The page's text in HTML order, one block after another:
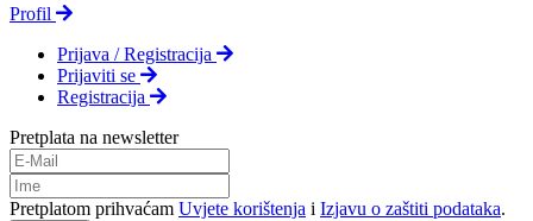
Profil
Prijava / Registracija
Prijaviti se
Registracija
Pretplata na newsletter
Pretplatom prihvaćam Uvjete korištenja i Izjavu o zaštiti podataka.